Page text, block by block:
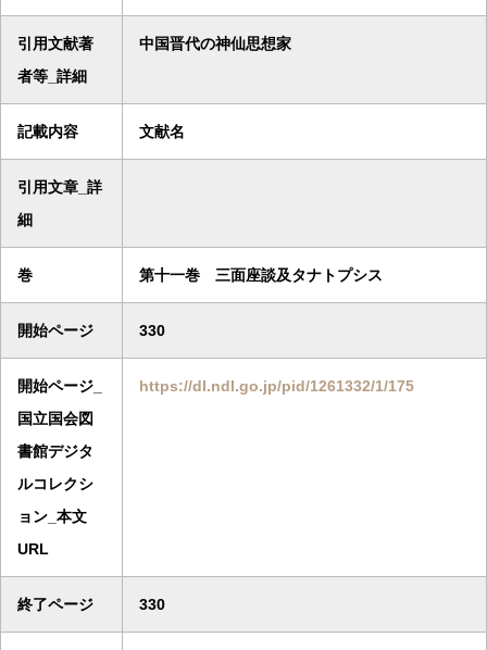
引用文献著
者等_詳細
中国晋代の神仙思想家
記載内容 文献名
引用文章_詳
細
巻 第十一巻 三面座談及タナトプシス
開始ページ 330
開始ページ_
国立国会図
書館デジタ
ルコレクシ
ョン_本文
URL
https://dl.ndl.go.jp/pid/1261332/1/175
終了ページ 330